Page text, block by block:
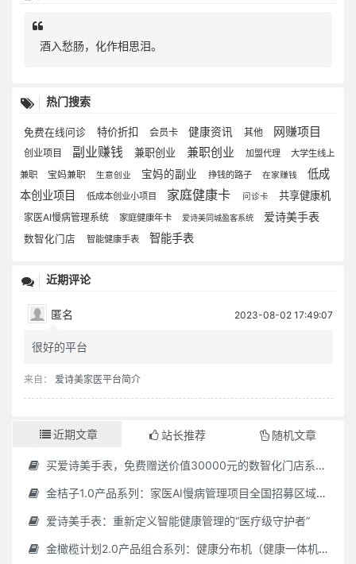
酒入愁肠，化作相思泪。
热门搜索
免费在线问诊 特价折扣 会员卡 健康资讯 其他 网赚项目
创业项目 副业赚钱 兼职创业 兼职创业 加盟代理
大学生线上
兼职
宝妈兼职 生意创业 宝妈的副业 挣钱的路子 在家赚钱
低成
本创业项目
低成本创业小项目 家庭健康卡 问诊卡 共享健康机
家医AI慢病管理系统 家庭健康年卡 爱诗美同城盈客系统 爱诗美手表
数智化门店 智能健康手表 智能手表
近期评论
匿名 2023-08-02 17:49:07
很好的平台
来自： 爱诗美家医平台简介
近期文章 站长推荐 随机文章
买爱诗美手表，免费赠送价值30000元的数智化门店系统一套（含硬件）
金桔子1.0产品系列：家医AI慢病管理项目全国招募区域合伙人，低投入，高回报，长收益
爱诗美手表：重新定义智能健康管理的“医疗级守护者”
金橄榄计划2.0产品组合系列：健康分布机（健康一体机）+慢病管理系统，可落地在健康小屋，社区服务中心等等